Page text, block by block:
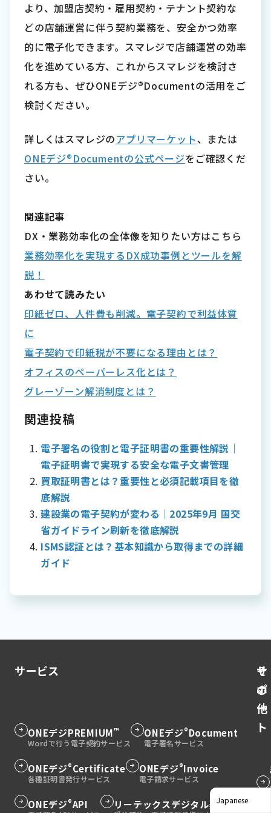
より、加盟店契約・雇用契約・テナント契約な
どの店舗運営に伴う契約業務を、安全かつ効率
的に電子化できます。スマレジで店舗運営の効率
化を進めている方、これからスマレジを検討さ
れる方も、ぜひONEデジ®Documentの活用をご
検討ください。
詳しくはスマレジのアプリマーケット、または
ONEデジ®Documentの公式ページをご確認くだ
さい。
関連記事
DX・業務効率化の全体像を知りたい方はこちら
業務効率化を実現するDX成功事例とツールを解
説！
あわせて読みたい
印紙ゼロ、人件費も削減。電子契約で利益体質
に
電子契約で印紙税が不要になる理由とは？
オフィスのペーパーレス化とは？
グレーゾーン解消制度とは？
関連投稿
電子署名の役割と電子証明書の重要性解説｜
電子証明書で実現する安全な電子文書管理
買取証明書とは？重要性と必須記載項目を徹
底解説
建設業の電子契約が変わる｜2025年9月 国交
省ガイドライン刷新を徹底解説
ISMS認証とは？基本知識から取得までの詳細
ガイド
サービス
ONEデジPREMIUM™
グ
ー
リ
ONEデジ®Document
グ
ー
プ
リ
ONEデジ®Certificate
グ
ー
ONEデジ®Invoice
グ
ー
ONEデジ®API
グ リーテックスデジタル契約®
グ
そ
の
他
ル
サ
ポ
ー
ト
グ